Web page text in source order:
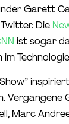
Garett
Die
ist sogar
Vergangene
Marc